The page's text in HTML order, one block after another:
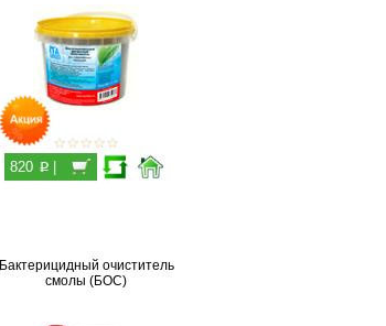
820 p
Бактерицидный очиститель
смолы (БОС)